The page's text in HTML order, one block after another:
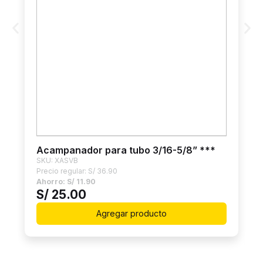
Acampanador para tubo 3/16-5/8” ***
SKU: XASVB
Precio regular: S/ 36.90
Ahorro: S/ 11.90
S/ 25.00
Agregar producto